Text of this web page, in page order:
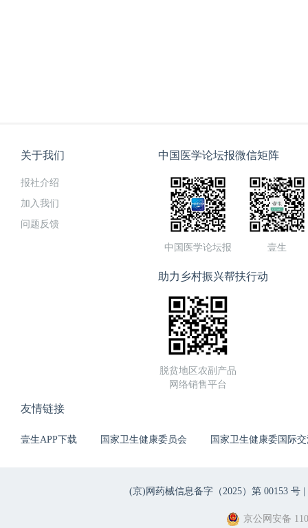
关于我们
报社介绍
加入我们
问题反馈
中国医学论坛报微信矩阵
中国医学论坛报 壹生
助力乡村振兴帮扶行动
脱贫地区农副产品
网络销售平台
友情链接
壹生APP下载 国家卫生健康委员会 国家卫生健康委国际
(京)网药械信息备字（2025）第 00153 号 |
京公网安备